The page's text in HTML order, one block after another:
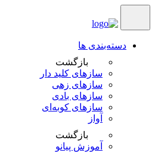
دسته‌بندی ها
بازگشت
سازهای کلید دار
سازهای زهی
سازهای بادی
سازهای کوبه‌‎ای
آواز
بازگشت
آموزش پیانو